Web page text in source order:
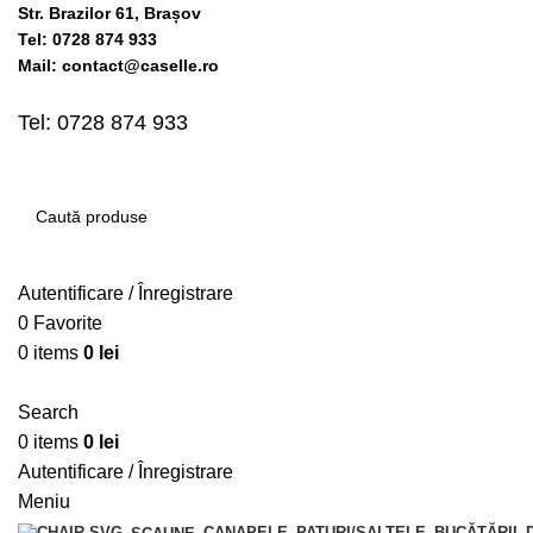
Str. Brazilor 61, Brașov
Tel: 0728 874 933
Mail: contact@caselle.ro
Tel: 0728 874 933
Autentificare / Înregistrare
0 Favorite
0 items 0 lei
Search
0 items 0 lei
Autentificare / Înregistrare
Meniu